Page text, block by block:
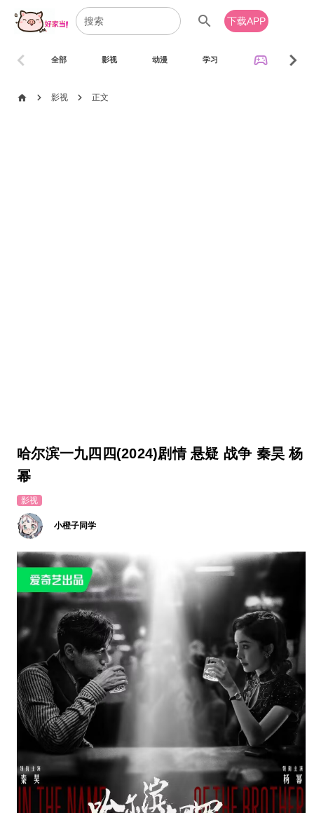
search 下载APP
全部 影视 动漫 学习 sports_esports
chevron_left chevron_right
home chevron_right 影视 chevron_right 正文
哈尔滨一九四四(2024)剧情 悬疑 战争 秦昊 杨
幂
影视
小橙子同学